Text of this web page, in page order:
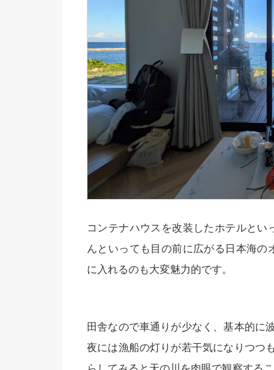
コンテナハウスを改装したホテルと
んといっても目の前に広がる日本海
に入れるのも大変魅力的です。
田舎なので車通りが少なく、基本的に
夜には漁船の灯りが若干気になりつつ